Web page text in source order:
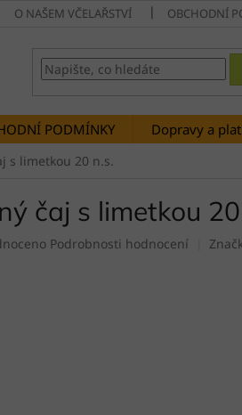
O NAŠEM VČELAŘSTVÍ OBCHODNÍ
PODMÍNKY Dopravy a
s limetkou 20 n.s.
čaj s limetkou
Podrobnosti hodnocení